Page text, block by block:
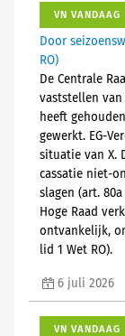
VN VANDAAG
Door
RO)
De Centrale
vaststellen van
heeft
gewerkt. EG-
situatie van X.
cassatie niet-
slagen (art.
Hoge Raad
ontvankelijk,
lid 1 Wet RO).
6 juli 2026
VN VANDAAG